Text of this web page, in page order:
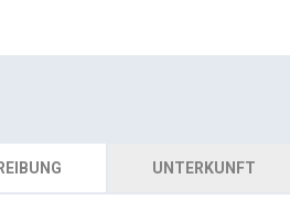
UNTERKUNFT